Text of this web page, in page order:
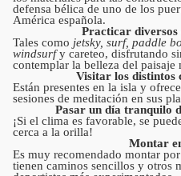
defensa bélica de uno de los
América española.
Practicar diversos
Tales como jetsky, surf, paddle
windsurfy careteo, disfrutando
contemplar la belleza del paisaje
Visitar los distintos
Están presentes en la isla y
sesiones de meditación en sus
Pasar un día tranquilo
¡Si el clima es favorable, se
cerca a la orilla!
Montar
Es muy recomendado montar
tienen caminos sencillos y otros